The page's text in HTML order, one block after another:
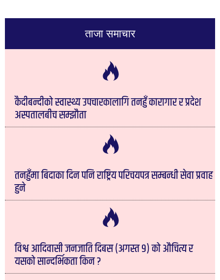
ताजा समाचार
कैदीबन्दीको स्वास्थ्य उपचारकालागि तनहुँ कारागार र प्रदेश
अस्पतालबीच सम्झौता
तनहुँमा बिदाका दिन पनि राष्ट्रिय परिचयपत्र सम्बन्धी सेवा प्रवाह
हुने
विश्व आदिवासी जनजाति दिबस (अगस्त ९) को औचित्य र
यसको सान्दर्भिकता किन ?